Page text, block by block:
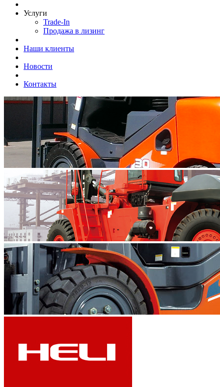
Услуги
Trade-In
Продажа в лизинг
Наши клиенты
Новости
Контакты